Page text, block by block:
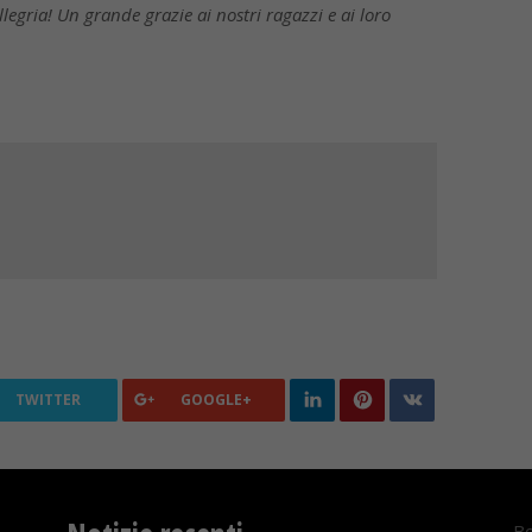
Un grande grazie ai nostri ragazzi e ai loro
TWITTER GOOGLE+